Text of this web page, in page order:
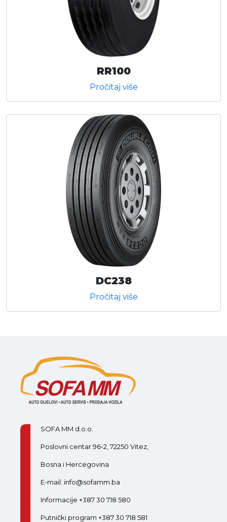
RR100
Pročitaj više
DC238
Pročitaj više
SOFA MM d.o.o.
Poslovni centar 96-2, 72250 Vitez,
Bosna i Hercegovina
E-mail: info@sofamm.ba
Informacije +387 30 718 580
Putnički program +387 30 718 581